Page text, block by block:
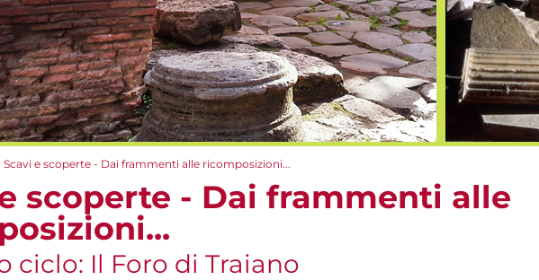
Scavi e scoperte - Dai frammenti alle ricomposizioni...
scoperte - Dai frammenti alle
ciclo: Il Foro di Traiano